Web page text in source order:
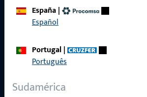
España|
Español
Portugal|
Português
Sudamérica
Sobre nosotros
Referencias